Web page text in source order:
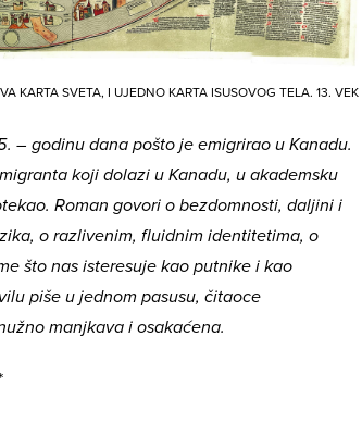
KARTA SVETA, I UJEDNO KARTA ISUSOVOG TELA. 13. VEK
– godinu dana pošto je emigrirao u Kanadu.
koji dolazi u Kanadu, u akademsku
Roman govori o bezdomnosti, daljini i
o razlivenim, fluidnim identitetima, o
što nas isteresuje kao putnike i kao
piše u jednom pasusu, čitaoce
manjkava i osakaćena.